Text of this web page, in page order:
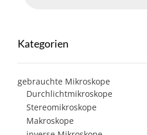
Kategorien
gebrauchte Mikroskope
Durchlichtmikroskope
Stereomikroskope
Makroskope